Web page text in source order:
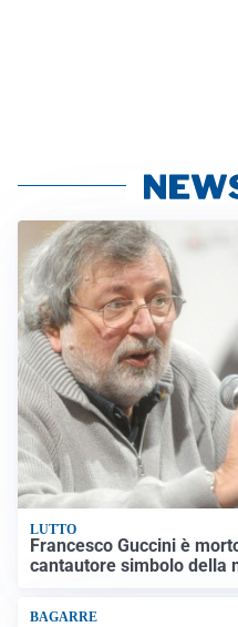
LUTTO
Francesco Guccini è
cantautore simbolo della
BAGARRE